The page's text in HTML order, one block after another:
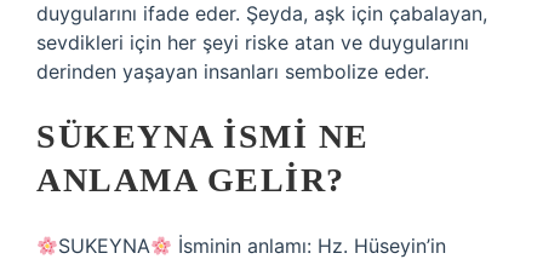
duygularını ifade eder. Şeyda, aşk için çabalayan,
sevdikleri için her şeyi riske atan ve duygularını
derinden yaşayan insanları sembolize eder.
SÜKEYNA ISMI NE
ANLAMA GELIR?
SUKEYNA
İsminin anlamı: Hz. Hüseyin’in